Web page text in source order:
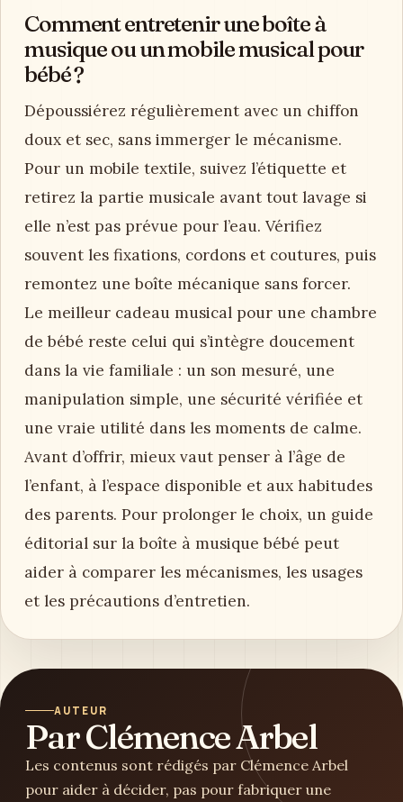
Comment entretenir une boîte à
musique ou un mobile musical pour
bébé ?
Dépoussiérez régulièrement avec un chiffon
doux et sec, sans immerger le mécanisme.
Pour un mobile textile, suivez l’étiquette et
retirez la partie musicale avant tout lavage si
elle n’est pas prévue pour l’eau. Vérifiez
souvent les fixations, cordons et coutures, puis
remontez une boîte mécanique sans forcer.
Le meilleur cadeau musical pour une chambre
de bébé reste celui qui s’intègre doucement
dans la vie familiale : un son mesuré, une
manipulation simple, une sécurité vérifiée et
une vraie utilité dans les moments de calme.
Avant d’offrir, mieux vaut penser à l’âge de
l’enfant, à l’espace disponible et aux habitudes
des parents. Pour prolonger le choix, un guide
éditorial sur la boîte à musique bébé peut
aider à comparer les mécanismes, les usages
et les précautions d’entretien.
AUTEUR
Par Clémence Arbel
Les contenus sont rédigés par Clémence Arbel
pour aider à décider, pas pour fabriquer une